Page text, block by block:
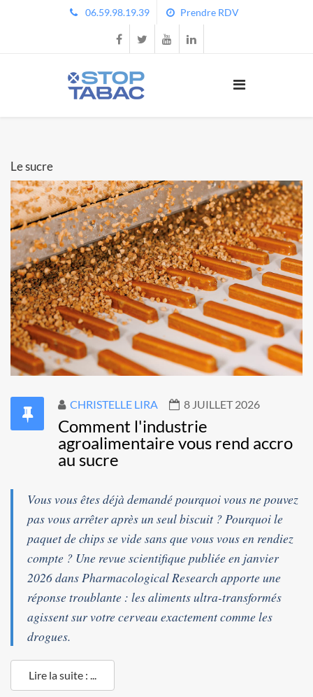
06.59.98.19.39 Prendre RDV
Le sucre
CHRISTELLE LIRA 8 JUILLET 2026
Comment l'industrie
agroalimentaire vous rend accro
au sucre
Vous vous êtes déjà demandé pourquoi vous ne pouvez
pas vous arrêter après un seul biscuit ? Pourquoi le
paquet de chips se vide sans que vous vous en rendiez
compte ? Une revue scientifique publiée en janvier
2026 dans Pharmacological Research apporte une
réponse troublante : les aliments ultra-transformés
agissent sur votre cerveau exactement comme les
drogues.
Lire la suite : ...